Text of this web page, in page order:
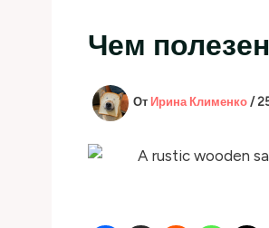
Чем
От Ирина Клименко /